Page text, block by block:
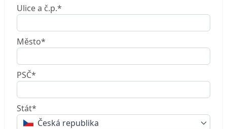
Ulice a č.p.*
Město*
PSČ*
Stát*
Česká republika